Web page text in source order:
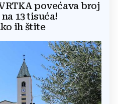
povećava broj
13 tisuća!
ih štite